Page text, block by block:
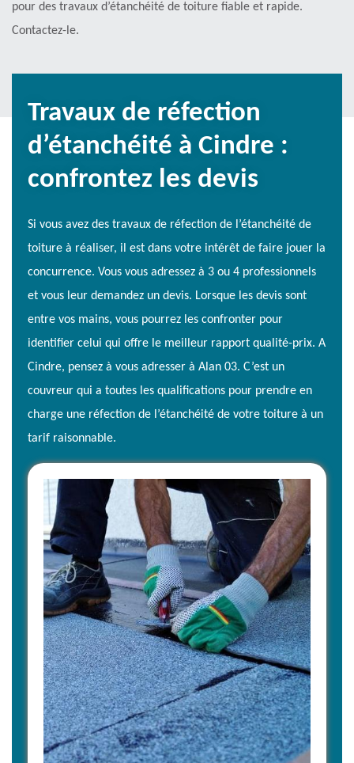
pour des travaux d’étanchéité de toiture fiable et rapide.
Contactez-le.
Travaux de réfection
d’étanchéité à Cindre :
confrontez les devis
Si vous avez des travaux de réfection de l’étanchéité de
toiture à réaliser, il est dans votre intérêt de faire jouer la
concurrence. Vous vous adressez à 3 ou 4 professionnels
et vous leur demandez un devis. Lorsque les devis sont
entre vos mains, vous pourrez les confronter pour
identifier celui qui offre le meilleur rapport qualité-prix. A
Cindre, pensez à vous adresser à Alan 03. C’est un
couvreur qui a toutes les qualifications pour prendre en
charge une réfection de l’étanchéité de votre toiture à un
tarif raisonnable.